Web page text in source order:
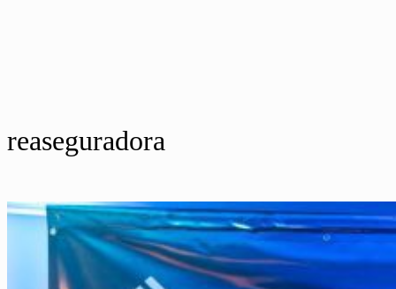
reaseguradora